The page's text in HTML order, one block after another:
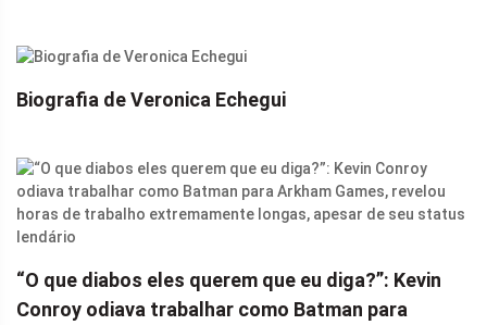
Biografia de Veronica Echegui
“O que diabos eles querem que eu diga?”: Kevin
Conroy odiava trabalhar como Batman para